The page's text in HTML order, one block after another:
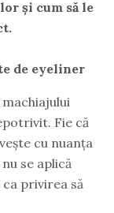
și cum să le
de eyeliner
Fie că
cu nuanța
se aplică
privirea să